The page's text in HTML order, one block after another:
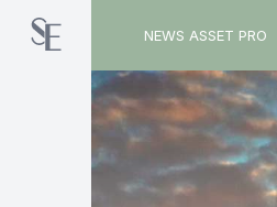
NEWS ASSET PRO
Toute l'actualité sur